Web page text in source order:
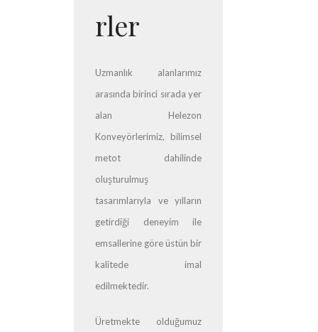
rler
Uzmanlık alanlarımız
arasında birinci sırada yer
alan Helezon
Konveyörlerimiz, bilimsel
metot dahilinde
oluşturulmuş
tasarımlarıyla ve yılların
getirdiği deneyim ile
emsallerine göre üstün bir
kalitede imal
edilmektedir.
Üretmekte olduğumuz